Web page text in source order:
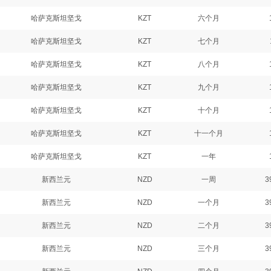
哈萨克斯坦坚戈 KZT 六个月
哈萨克斯坦坚戈 KZT 七个月
哈萨克斯坦坚戈 KZT 八个月
哈萨克斯坦坚戈 KZT 九个月
哈萨克斯坦坚戈 KZT 十个月
哈萨克斯坦坚戈 KZT 十一个月
哈萨克斯坦坚戈 KZT 一年
新西兰元 NZD 一周
新西兰元 NZD 一个月
新西兰元 NZD 二个月
新西兰元 NZD 三个月